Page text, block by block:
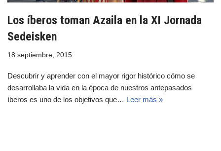
Los íberos toman Azaila en la XI Jornada
Sedeisken
18 septiembre, 2015
Descubrir y aprender con el mayor rigor histórico cómo se
desarrollaba la vida en la época de nuestros antepasados
íberos es uno de los objetivos que… Leer más »